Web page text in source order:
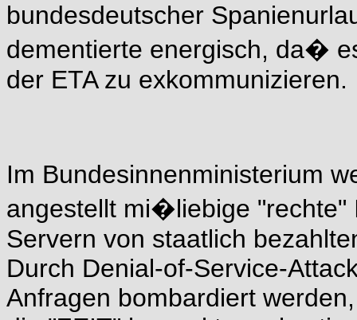
bundesdeutscher
dementierte energisch, da�
der ETA zu exkommunizieren.
Im Bundesinnenministerium
angestellt mi�liebige
Servern von staatlich
Durch Denial-of-Service-
Anfragen bombardiert